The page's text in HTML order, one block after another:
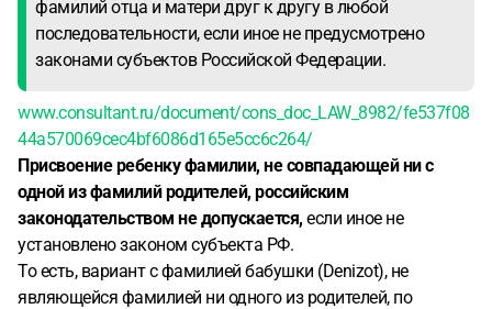
фамилий отца и матери друг к другу в любой
последовательности, если иное не предусмотрено
законами субъектов Российской Федерации.
www.consultant.ru/document/cons_doc_LAW_8982/fe537f08
44a570069cec4bf6086d165e5cc6c264/
Присвоение ребенку фамилии, не совпадающей ни с
одной из фамилий родителей, российским
законодательством не допускается, если иное не
установлено законом субъекта РФ.
То есть, вариант с фамилией бабушки (Denizot), не
являющейся фамилией ни одного из родителей, по